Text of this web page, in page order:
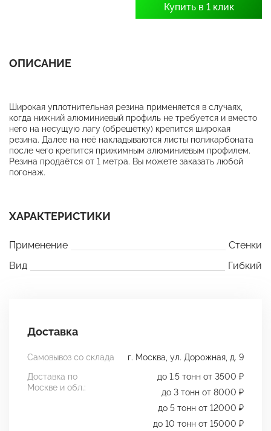
Купить в 1 клик
ОПИСАНИЕ
Широкая уплотнительная резина применяется в случаях,
когда нижний алюминиевый профиль не требуется и вместо
него на несущую лагу (обрешётку) крепится широкая
резина. Далее на неё накладываются листы поликарбоната
после чего крепится прижимным алюминиевым профилем.
Резина продаётся от 1 метра. Вы можете заказать любой
погонаж.
ХАРАКТЕРИСТИКИ
Применение
Стенки
Вид
Гибкий
Доставка
Самовывоз со склада
г. Москва, ул. Дорожная, д. 9
Доставка по
Москве и обл.:
до 1.5 тонн от 3500 ₽
до 3 тонн от 8000 ₽
до 5 тонн от 12000 ₽
до 10 тонн от 15000 ₽